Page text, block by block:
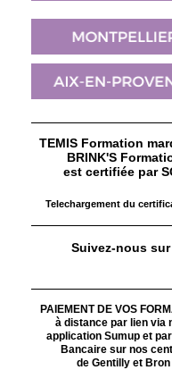
TEMIS Formation
BRINK'S
est certifiée par
Telechargement du
Suivez-nous sur
PAIEMENT DE VOS
à distance par lien via
application Sumup et
Bancaire sur nos
de Gentilly et Bron